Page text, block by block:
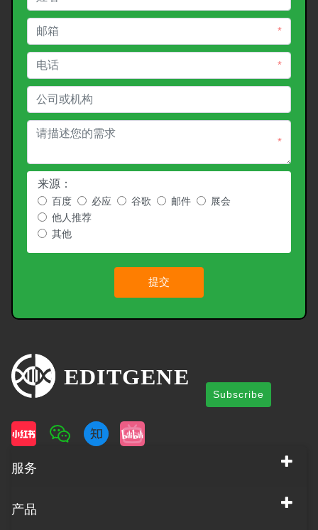
*
*
*
来源：
百度 必应 谷歌 邮件
展会
他人推荐
其他
提交
Subscribe
服务
产品